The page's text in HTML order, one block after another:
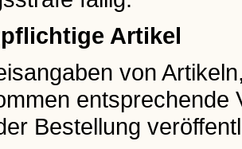
Artikel
von
entsprechende
Bestellung